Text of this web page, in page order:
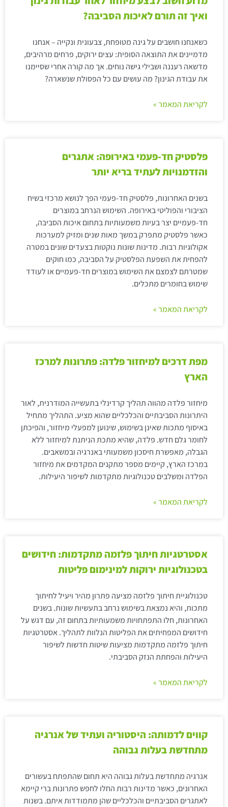
ואיך זה תורם לאיכות הסביבה?
כשאנחנו חושבים על גינה מטופחת, צבעונית ונקייה – אנחנו
מדמיינים את התוצאה הסופית: עצים ירוקים, פרחים מרהיבים,
מדשאה רעננה ושבילי גישה נוחים. אך מה קורה אחרי שסיימנו
את עבודת הגינון? מה עושים עם כל הפסולת שנשארה?
לקריאת המאמר »
פלסטיק חד-פעמי באירופה: אתגרים
והזדמנויות לעתיד בריא יותר
בשנים האחרונות, פלסטיק חד-פעמי הפך לנושא מרכזי בשיח
הציבורי והפוליטי באירופה. השימוש הנרחב במוצרים
חד-פעמיים יצר בעיות משמעותיות בתחום איכות הסביבה,
כאשר פלסטיק מתפרק במשך מאות שנים ומזיק למערכות
אקולוגיות רבות. מדינות שונות נוקטות בצעדים שונים במטרה
להפחית את השפעת הפלסטיק על הסביבה, כמו חוקים
שמטרתם לצמצם את השימוש במוצרים חד-פעמיים או לעודד
שימוש בחומרים מתכלים.
לקריאת המאמר »
מפת דרכים למיחזור פלדה: פתרונות למרכז
הארץ
מיחזור פלדה מהווה תהליך קרדינלי בתעשייה המודרנית, לאור
היתרונות הסביבתיים והכלכליים שהוא מציע. התהליך מתחיל
באיסוף מתכות שאינן בשימוש, שינוען למפעלי מיחזור, והפיכתן
לחומר גלם חדש. פלדה, שהיא מתכת הניתנת למיחזור ללא
הגבלה, מאפשרת חיסכון משמעותי באנרגיה ובמשאבים.
במרכז הארץ, קיימים מספר מתקנים המקדמים את מיחזור
הפלדה ומשלבים טכנולוגיות מתקדמות לשיפור היעילות.
לקריאת המאמר »
אסטרטגיות חיתוך פלזמה מתקדמות: חידושים
בטכנולוגיות ירוקות למינימום פליטות
טכנולוגיית חיתוך פלזמה מציעה פתרון מהיר ויעיל לחיתוך
מתכות, והיא נמצאת בשימוש נרחב בתעשיות שונות. בשנים
האחרונות, חלו התפתחויות משמעותיות בתחום זה, עם דגש על
חידושים המפחיתים את הפליטות הנלוות לתהליך. אסטרטגיות
חיתוך פלזמה מתקדמות מציעות שיטות חדשות לשיפור
היעילות והפחתת הנזק הסביבתי.
לקריאת המאמר »
קווים לדמותה: היסטוריה ועתיד של אנרגיה
מתחדשת בעלות גבוהה
אנרגיה מתחדשת בעלות גבוהה היא תחום שהתפתח בעשורים
האחרונים, כאשר מדינות רבות החלו לחפש פתרונות ברי קיימא
לאתגרים הסביבתיים והכלכליים שהן מתמודדות איתם. בשנות